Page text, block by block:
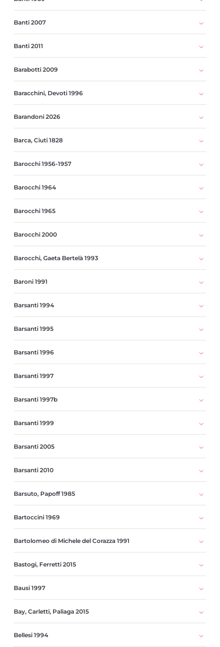
Banti 2007
Banti 2011
Barabotti 2009
Baracchini, Devoti 1996
Barandoni 2026
Barca, Ciuti 1828
Barocchi 1956-1957
Barocchi 1964
Barocchi 1965
Barocchi 2000
Barocchi, Gaeta Bertelà 1993
Baroni 1991
Barsanti 1994
Barsanti 1995
Barsanti 1996
Barsanti 1997
Barsanti 1997b
Barsanti 1999
Barsanti 2005
Barsanti 2010
Barsuto, Papoff 1985
Bartoccini 1969
Bartolomeo di Michele del Corazza 1991
Bastogi, Ferretti 2015
Bausi 1997
Bay, Carletti, Paliaga 2015
Bellesi 1994